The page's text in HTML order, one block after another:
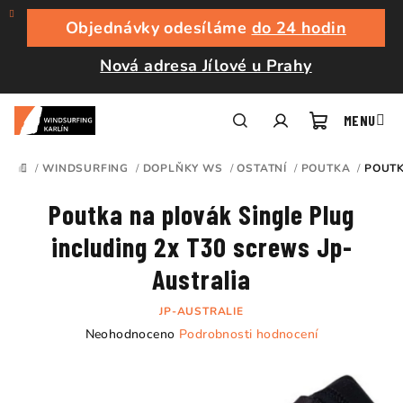
Přejít
obsah
Objednávky odesíláme do 24 hodin
Nová adresa Jílové u Prahy
košík
DOMŮ
/ WINDSURFING / DOPLŇKY WS / OSTATNÍ / POUTKA /
Poutka na plovák Single Plug
including 2x T30 screws Jp-
Australia
JP-AUSTRALIE
Průměrné
Neohodnoceno Podrobnosti hodnocení